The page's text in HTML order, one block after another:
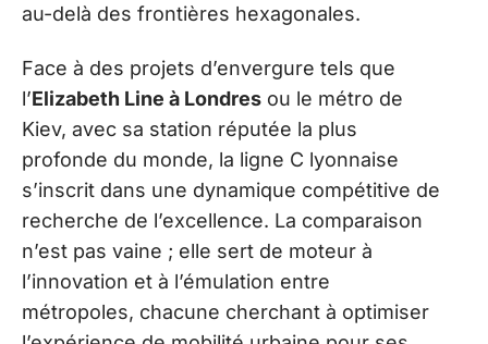
au-delà des frontières hexagonales.
Face à des projets d’envergure tels que
l’Elizabeth Line à Londres ou le métro de
Kiev, avec sa station réputée la plus
profonde du monde, la ligne C lyonnaise
s’inscrit dans une dynamique compétitive de
recherche de l’excellence. La comparaison
n’est pas vaine ; elle sert de moteur à
l’innovation et à l’émulation entre
métropoles, chacune cherchant à optimiser